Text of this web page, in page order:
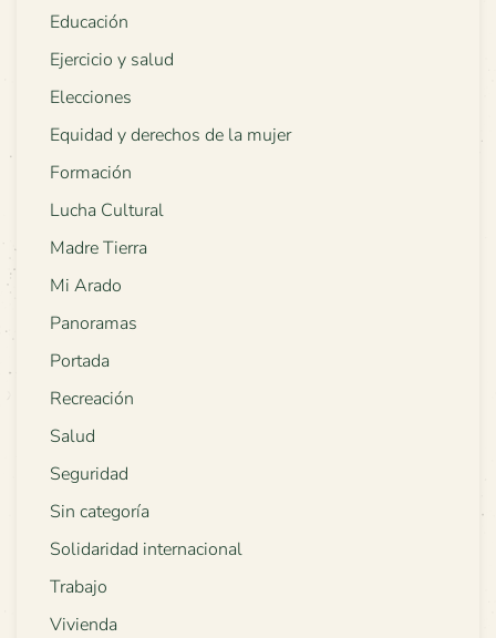
Educación
Ejercicio y salud
Elecciones
Equidad y derechos de la mujer
Formación
Lucha Cultural
Madre Tierra
Mi Arado
Panoramas
Portada
Recreación
Salud
Seguridad
Sin categoría
Solidaridad internacional
Trabajo
Vivienda